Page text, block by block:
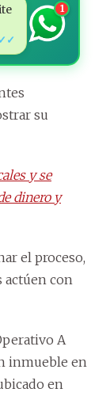
✓✓
1
su
y se
dinero y
el proceso,
actúen con
A
inmueble en
en